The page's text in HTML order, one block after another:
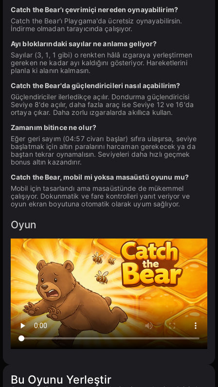
Catch the Bear'ı çevrimiçi nereden oynayabilirim?
Catch the Bear'ı Playgama'da ücretsiz oynayabilirsin.
İndirme olmadan tarayıcında çalışıyor.
Ayı bloklarındaki sayılar ne anlama geliyor?
Sayılar (3, 1, 1 gibi) o renkten hâlâ ızgaraya yerleştirmen
gereken ne kadar ayı kaldığını gösteriyor. Hareketlerini
planla ki alanın kalmasın.
Catch the Bear'da güçlendiricileri nasıl açabilirim?
Güçlendiriciler ilerledikçe açılır. Dondurma güçlendiricisi
Seviye 8'de açılır, daha fazla araç ise Seviye 12 ve 16'da
ortaya çıkar. Daha zorlu ızgaralarda akıllıca kullan.
Zamanım bitince ne olur?
Eğer geri sayım (04:57 civarı başlar) sıfıra ulaşırsa, seviye
başlatmak için altın paralarını harcaman gerekecek ya da
baştan tekrar oynamalısın. Seviyeleri daha hızlı geçmek
bonus altın kazandırır.
Catch the Bear, mobil mi yoksa masaüstü oyunu mu?
Mobil için tasarlandı ama masaüstünde de mükemmel
çalışıyor. Dokunmatik ve fare kontrolleri yanıt veriyor ve
oyun ekran boyutuna otomatik olarak uyum sağlıyor.
Oyun
Bu Oyunu Yerleştir